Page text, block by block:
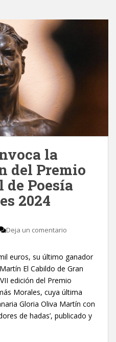
la
del Premio
Poesía
2024
Deja un comentario
euros, su último ganador
El Cabildo de Gran
edición del Premio
Morales, cuya última
Gloria Oliva Martín con
de hadas’, publicado y